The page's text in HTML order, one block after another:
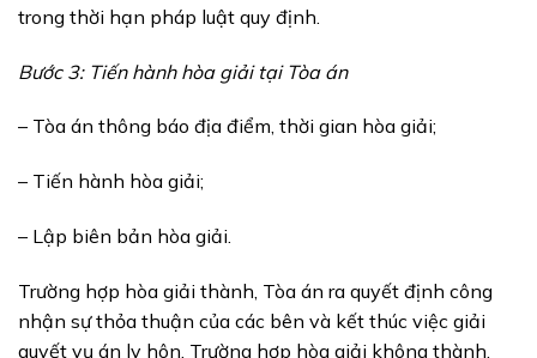
trong thời hạn pháp luật quy định.
Bước 3: Tiến hành hòa giải tại Tòa án
– Tòa án thông báo địa điểm, thời gian hòa giải;
– Tiến hành hòa giải;
– Lập biên bản hòa giải.
Trường hợp hòa giải thành, Tòa án ra quyết định công
nhận sự thỏa thuận của các bên và kết thúc việc giải
quyết vụ án ly hôn. Trường hợp hòa giải không thành,